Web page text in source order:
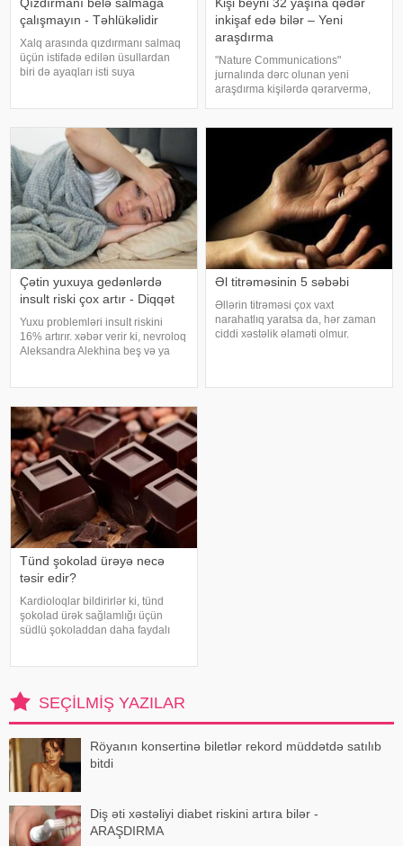
çalışmayın - Təhlükəlidir
Xalq arasında qızdırmanı salmaq
üçün istifadə edilən üsullardan
biri də ayaqları isti suya
ağırlaşdıra bilər. xəbər verir ki,
inkişaf edə bilər – Yeni
araşdırma
"Nature Communications"
jurnalında dərc olunan yeni
araşdırma kişilərdə qərarvermə,
olan beyin nahiyələrinin orta
hesabla 32 yaşına qədər inkişa
Çətin yuxuya gedənlərdə
insult riski çox artır - Diqqət
Yuxu problemləri insult riskini
16% artırır. xəbər verir ki, nevroloq
Aleksandra Alekhina beş və ya
artdığını deyib. İnsult ciddi və
həyat
Əl titrəməsinin 5 səbəbi
Əllərin titrəməsi çox vaxt
narahatlıq yaratsa da, hər zaman
ciddi xəstəlik əlaməti olmur.
qalxa bilər. Fransız mətbuatın
Tünd şokolad ürəyə necə
təsir edir?
Kardioloqlar bildirirlər ki, tünd
şokolad ürək sağlamlığı üçün
südlü şokoladdan daha faydalı
SEÇILMIŞ YAZILAR
Röyanın konsertinə biletlər rekord müddətdə satılıb
bitdi
Diş əti xəstəliyi diabet riskini artıra bilər -
ARAŞDIRMA